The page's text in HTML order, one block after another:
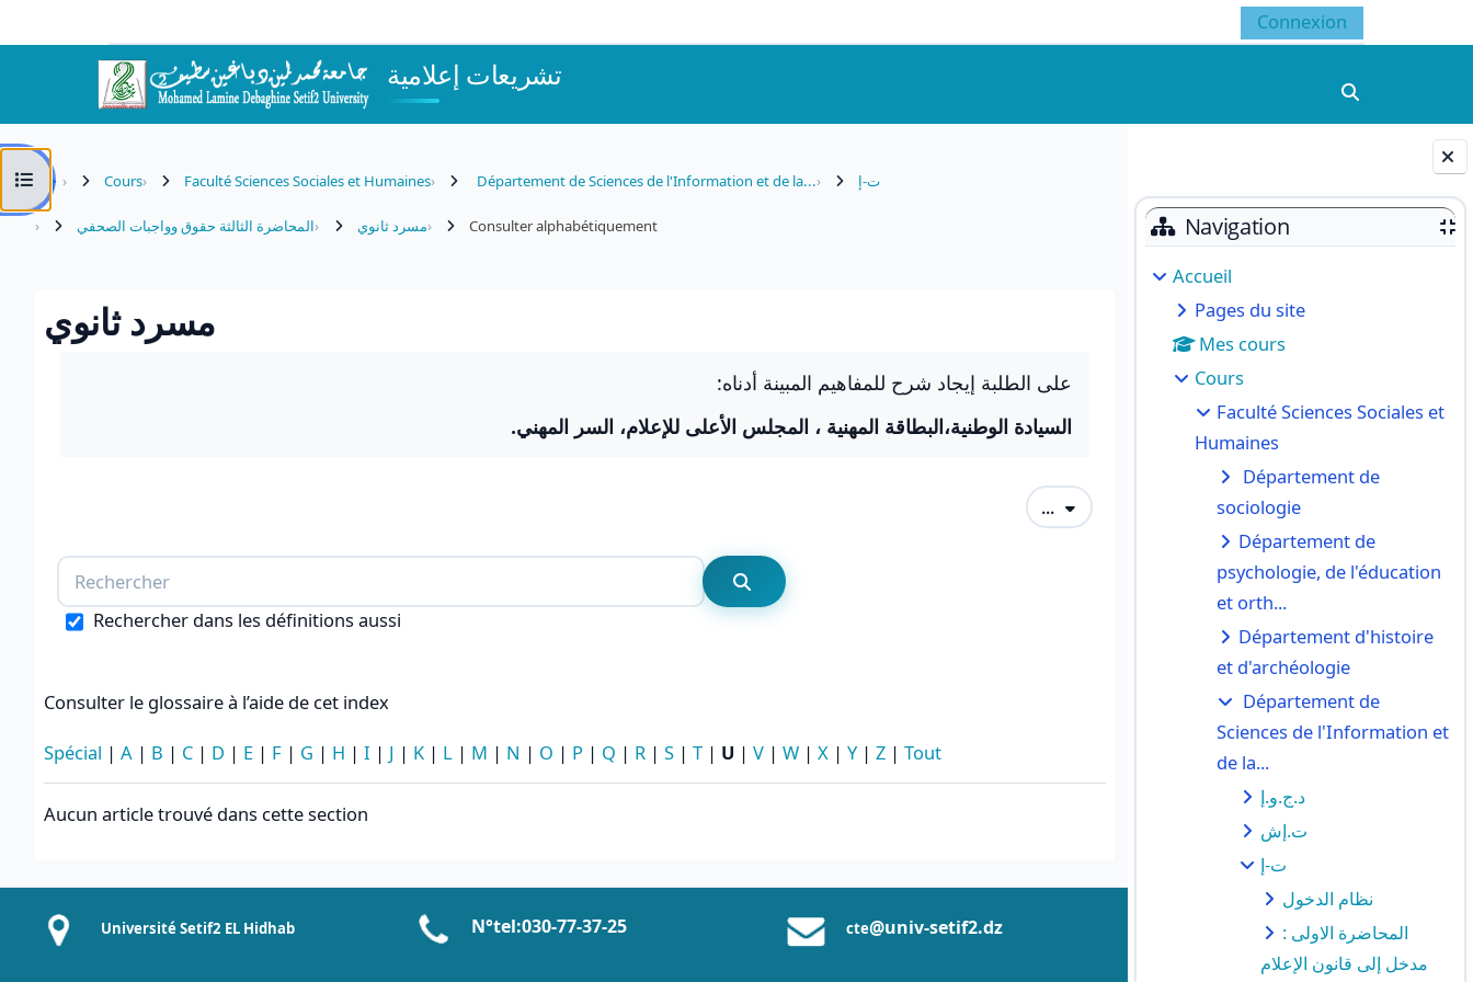
BlocsNavigation
Accueil
Pages du site
Mes cours
Cours
Faculté Sciences Sociales et
Humaines
Département de
sociologie
Département de
psychologie, de l'éducation
et orth...
Département d'histoire
et d'archéologie
Département de
Sciences de l'Information et
de la...
د.ج.و.إ
ت.إش
ت-إ
نظام الدخول
المحاضرة الاولى :
مدخل إلى قانون الإعلام
Connexion
تشريعات إعلامية
Ouvrir l’index du cours
Cours Faculté Sciences Sociales et Humaines Département de Sciences de l'Information et de la... ت-إ
المحاضرة الثالثة حقوق وواجبات الصحفي مسرد ثانوي Consulter alphabétiquement
مسرد ثانوي
على الطلبة إيجاد شرح للمفاهيم المبينة أدناه:
السيادة الوطنية،البطاقة المهنية ، المجلس الأعلى للإعلام، السر المهني.
... Exporter des articles
Rechercher
Rechercher
Rechercher dans les définitions aussi
Consulter le glossaire à l’aide de cet index
Spécial | A | B | C | D | E | F | G | H | I | J | K | L | M | N | O | P | Q | R | S | T | U | V | W | X | Y| Z | Tout
Aucun article trouvé dans cette section
Université Setif2 EL Hidhab N°tel:030-77-37-25 cte@univ-setif2.dz